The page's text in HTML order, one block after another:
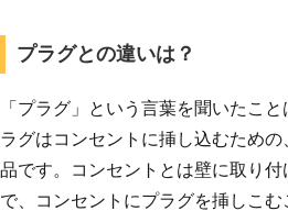
プラグとの違いは？
「プラグ」という言葉を聞いたこ
ラグはコンセントに挿し込むため
品です。コンセントとは壁に取り付
で、コンセントにプラグを挿しこむ